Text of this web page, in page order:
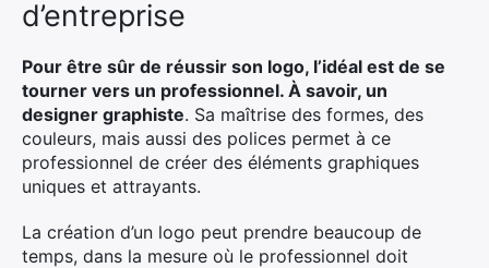
d’entreprise
Pour être sûr de réussir son logo, l’idéal est de se
tourner vers un professionnel. À savoir, un
designer graphiste. Sa maîtrise des formes, des
couleurs, mais aussi des polices permet à ce
professionnel de créer des éléments graphiques
uniques et attrayants.
La création d’un logo peut prendre beaucoup de
temps, dans la mesure où le professionnel doit